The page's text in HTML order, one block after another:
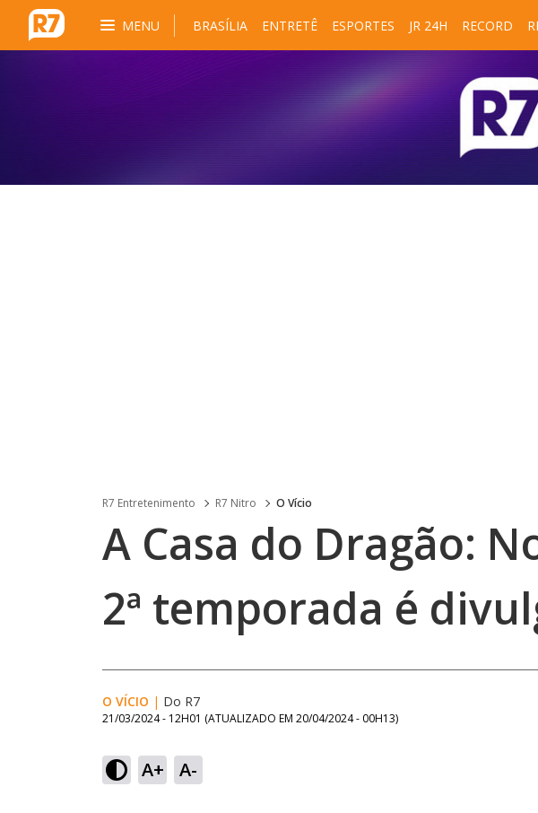
MENU BRASÍLIA ENTRETÊ ESPORTES JR 24H RECORD
R7 Entretenimento R7 Nitro O Vício
A Casa do Dragão:
2ª temporada é
O VÍCIO | Do R7
21/03/2024 - 12H01 (ATUALIZADO EM 20/04/2024 - 00H13)
A+ A-